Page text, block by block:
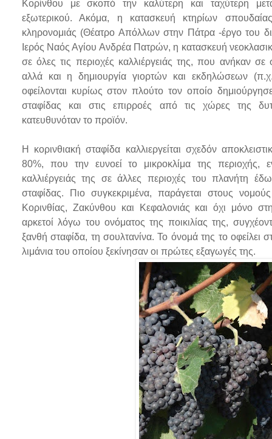
Κορίνθου με σκοπό την καλύτερη και ταχύτερη
εξωτερικού. Ακόμα, η κατασκευή κτηρίων σπουδαίας
κληρονομιάς (Θέατρο Απόλλων στην Πάτρα -έργο του
Ιερός Ναός Αγίου Ανδρέα Πατρών, η κατασκευή
σε όλες τις περιοχές καλλιέργειάς της, που ανήκαν
αλλά και η δημιουργία γιορτών και εκδηλώσεων
οφείλονται κυρίως στον πλούτο τον οποίο
σταφίδας και στις επιρροές από τις χώρες της
κατευθυνόταν το προϊόν.
Η κορινθιακή σταφίδα καλλιεργείται σχεδόν
80%, που την ευνοεί το μικροκλίμα της περιοχής,
καλλιέργειάς της σε άλλες περιοχές του πλανήτη
σταφίδας. Πιο συγκεκριμένα, παράγεται στους
Κορινθίας, Ζακύνθου και Κεφαλονιάς και όχι μόνο
αρκετοί λόγω του ονόματος της ποικιλίας της,
ξανθή σταφίδα, τη σουλτανίνα. Το όνομά της το οφείλει
λιμάνια του οποίου ξεκίνησαν οι πρώτες εξαγωγές της.